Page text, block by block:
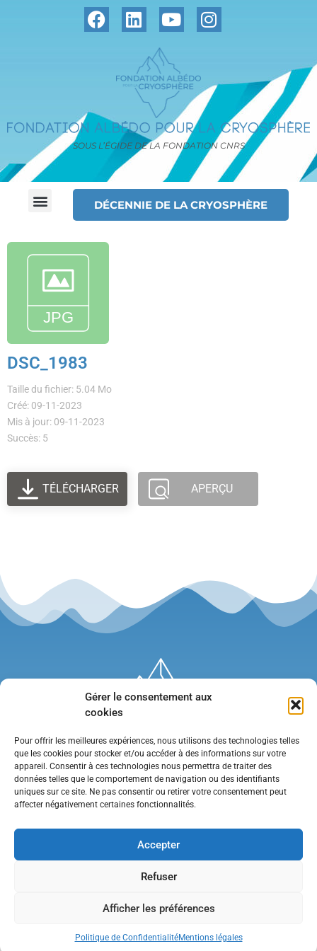
Gérer le consentement aux
cookies
Pour offrir les meilleures expériences, nous utilisons des technologies telles
que les cookies pour stocker et/ou accéder à des informations sur votre
appareil. Consentir à ces technologies nous permettra de traiter des
données telles que le comportement de navigation ou des identifiants
uniques sur ce site. Ne pas consentir ou retirer votre consentement peut
affecter négativement certaines fonctionnalités.
Accepter
Refuser
Afficher les préférences
Politique de ConfidentialitéMentions légales
SOUS L’ÉGIDE DE LA FONDATION CNRS
DÉCENNIE DE LA CRYOSPHÈRE
DSC_1983
Taille du fichier: 5.04 Mo
Créé: 09-11-2023
Mis à jour: 09-11-2023
Succès: 5
TÉLÉCHARGER APERÇU
•Contact